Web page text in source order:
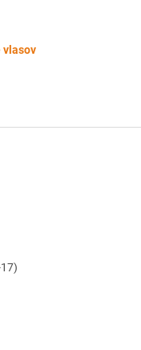
vlasov